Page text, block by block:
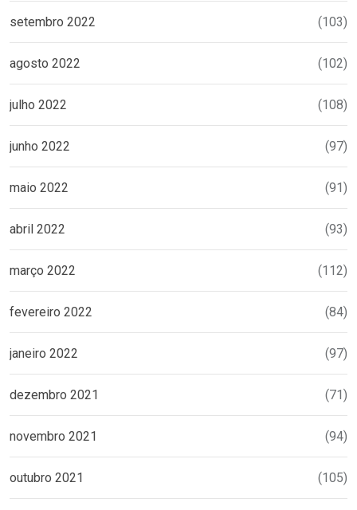
setembro 2022 (103)
agosto 2022 (102)
julho 2022 (108)
junho 2022 (97)
maio 2022 (91)
abril 2022 (93)
março 2022 (112)
fevereiro 2022 (84)
janeiro 2022 (97)
dezembro 2021 (71)
novembro 2021 (94)
outubro 2021 (105)